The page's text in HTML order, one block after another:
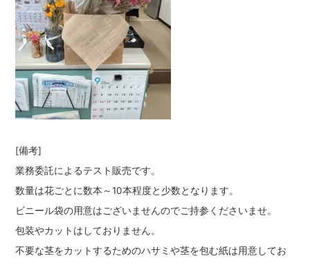
[備考]
業務委託によるテスト販売です。
数量は花ごとに数本～10本程度と少数となります。
ビニール袋の用意はございませんのでご持参くださいませ。
包装やカットはしておりません。
不要な茎をカットするためのハサミや茎を包む紙は用意してお